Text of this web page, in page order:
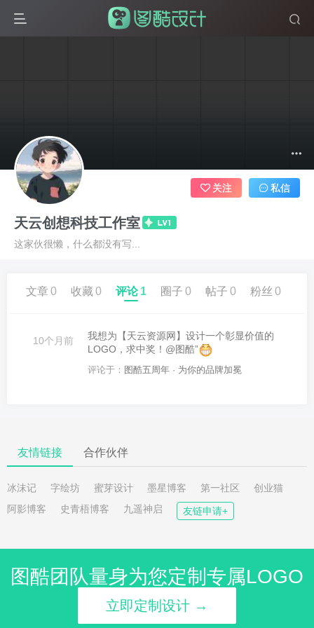
天云创想科技工作室
这家伙很懒，什么都没有写...
关注 私信
文章0 收藏 0 评论 1 圈子 0 帖子 0 粉丝 0
10个月前
我想为【天云资源网】设计一个彰显价值的
LOGO，求中奖！@图酷”
评论于： 图酷五周年 · 为你的品牌加冕
友情链接 合作伙伴
冰沫记 字绘坊 蜜芽设计 墨星博客 第一社区
创业猫
阿影博客
史青梧博客 九遥神启 友链申请+
图酷团队量身为您定制专属LOGO
立即定制设计 →